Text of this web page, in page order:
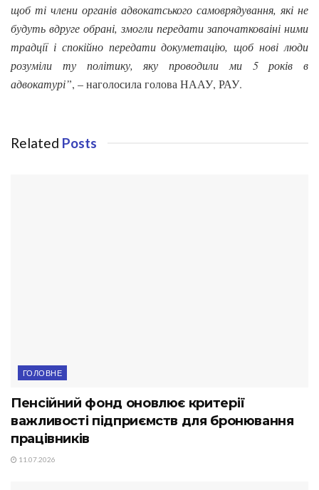
щоб ті члени органів адвокатського самоврядування, які не
будуть вдруге обрані, змогли передати започатковаіні ними
традції і спокійно передати докуметацію, щоб нові люди
розуміли ту політику, яку проводили ми 5 років в
адвокатурі”, – наголосила голова НААУ, РАУ.
Related Posts
ГОЛОВНЕ
Пенсійний фонд оновлює критерії
важливості підприємств для бронювання
працівників
11.07.2026